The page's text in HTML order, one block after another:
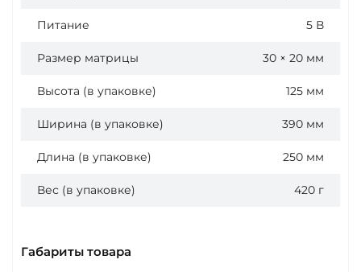
Питание 5 В
Размер матрицы 30 × 20 мм
Высота (в упаковке) 125 мм
Ширина (в упаковке) 390 мм
Длина (в упаковке) 250 мм
Вес (в упаковке) 420 г
Габариты товара